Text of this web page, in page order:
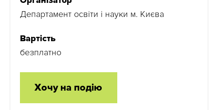
Департамент освіти і науки м. Києва
Вартість
безплатно
Хочу на подію